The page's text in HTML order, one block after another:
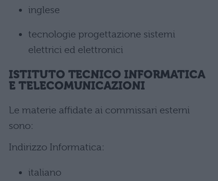
inglese
tecnologie progettazione sistemi
elettrici ed elettronici
ISTITUTO TECNICO INFORMATICA
E TELECOMUNICAZIONI
Le materie affidate ai commissari esterni
sono:
Indirizzo Informatica:
italiano